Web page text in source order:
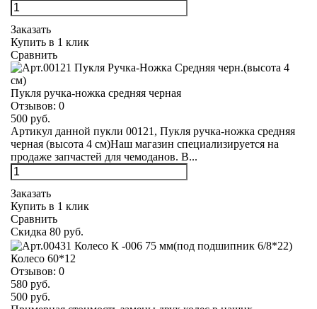
Заказать
Купить в 1 клик
Сравнить
Пукля ручка-ножка средняя черная
Отзывов: 0
500 руб.
Артикул данной пукли 00121, Пукля ручка-ножка средняя
черная (высота 4 см)Наш магазин специализируется на
продаже запчастей для чемоданов. В...
Заказать
Купить в 1 клик
Сравнить
Скидка 80 руб.
Колесо 60*12
Отзывов: 0
580 руб.
500 руб.